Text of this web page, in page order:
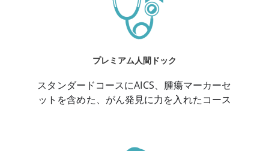
プレミアム人間ドック
スタンダードコースにAICS、腫瘍マーカーセ
ットを含めた、がん発見に力を入れたコース